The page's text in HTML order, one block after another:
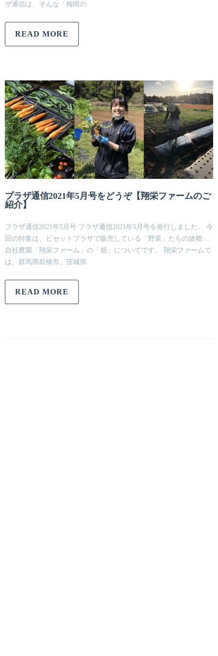
ザ通信は、そんな「梅雨の
READ MORE
プラザ通信2021年5月号をどうぞ【翔栄ファームのご
紹介】
プラザ通信2021年5月号 プラザ通信2021年5月号を発行しました。 今
回の特集は、ビセットプラザで販売している「野菜」たちの故郷…
自社農園「翔栄ファーム」の「畑」についてです。 翔栄ファームで
は、群馬県前橋市、茨城県
READ MORE